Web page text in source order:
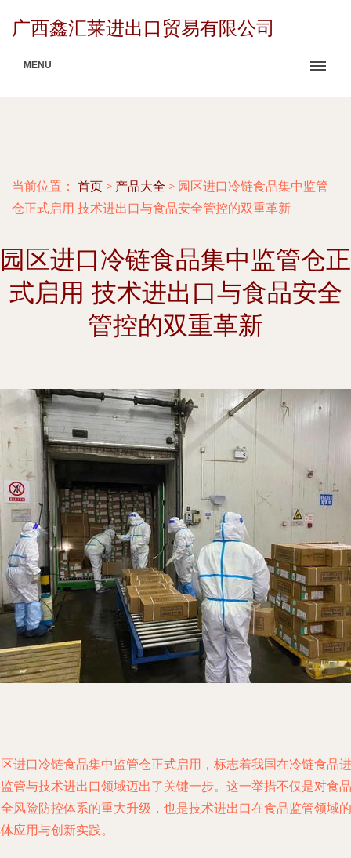
广西鑫汇莱进出口贸易有限公司
MENU
当前位置： 首页 > 产品大全 > 园区进口冷链食品集中监管
仓正式启用 技术进出口与食品安全管控的双重革新
园区进口冷链食品集中监管仓正
式启用 技术进出口与食品安全
管控的双重革新
进口冷链食品集中监管仓正式启用，标志着我国在冷链食品进
管与技术进出口领域迈出了关键一步。这一举措不仅是对食品
风险防控体系的重大升级，也是技术进出口在食品监管领域的
应用与创新实践。